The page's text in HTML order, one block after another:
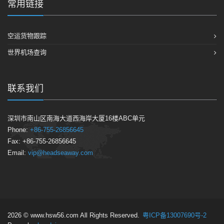
常用链接
空运货物跟踪
世界机场查询
联系我们
深圳市南山区南海大道西海岸大厦16楼ABC单元
Phone: +86-755-26856645
Fax: +86-755-26856645
Email: vip@headseaway.com
2026 © www.hsw56.com All Rights Reserved. 粤ICP备13007690号-2